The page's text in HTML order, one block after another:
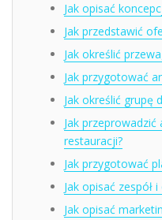
Jak opisać
Jak przedstawić
Jak określić
Jak przygotować
Jak określić grupę
Jak
restauracji?
Jak przygotować
Jak opisać zespół
Jak opisać